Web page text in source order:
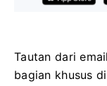
Tautan dari
bagian khusus